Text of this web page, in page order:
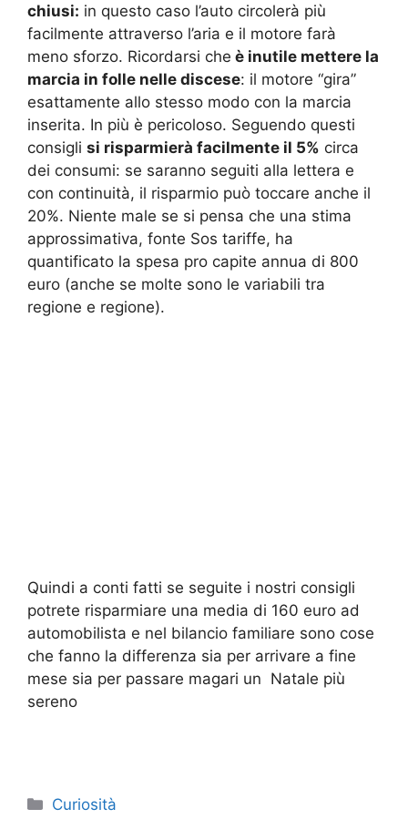
chiusi: in questo caso l’auto circolerà più
facilmente attraverso l’aria e il motore farà
meno sforzo. Ricordarsi che è inutile mettere la
marcia in folle nelle discese: il motore “gira”
esattamente allo stesso modo con la marcia
inserita. In più è pericoloso. Seguendo questi
consigli si risparmierà facilmente il 5% circa
dei consumi: se saranno seguiti alla lettera e
con continuità, il risparmio può toccare anche il
20%. Niente male se si pensa che una stima
approssimativa, fonte Sos tariffe, ha
quantificato la spesa pro capite annua di 800
euro (anche se molte sono le variabili tra
regione e regione).
Quindi a conti fatti se seguite i nostri consigli
potrete risparmiare una media di 160 euro ad
automobilista e nel bilancio familiare sono cose
che fanno la differenza sia per arrivare a fine
mese sia per passare magari un Natale più
sereno
Categorie
Curiosità